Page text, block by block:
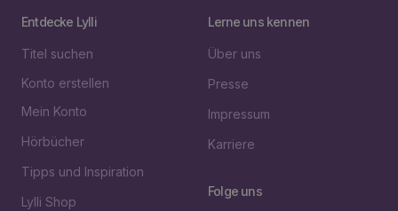
Entdecke Lylli
Titel suchen
Konto erstellen
Mein Konto
Hörbücher
Tipps und Inspiration
Lylli Shop
Lerne uns kennen
Über uns
Presse
Impressum
Karriere
Folge uns